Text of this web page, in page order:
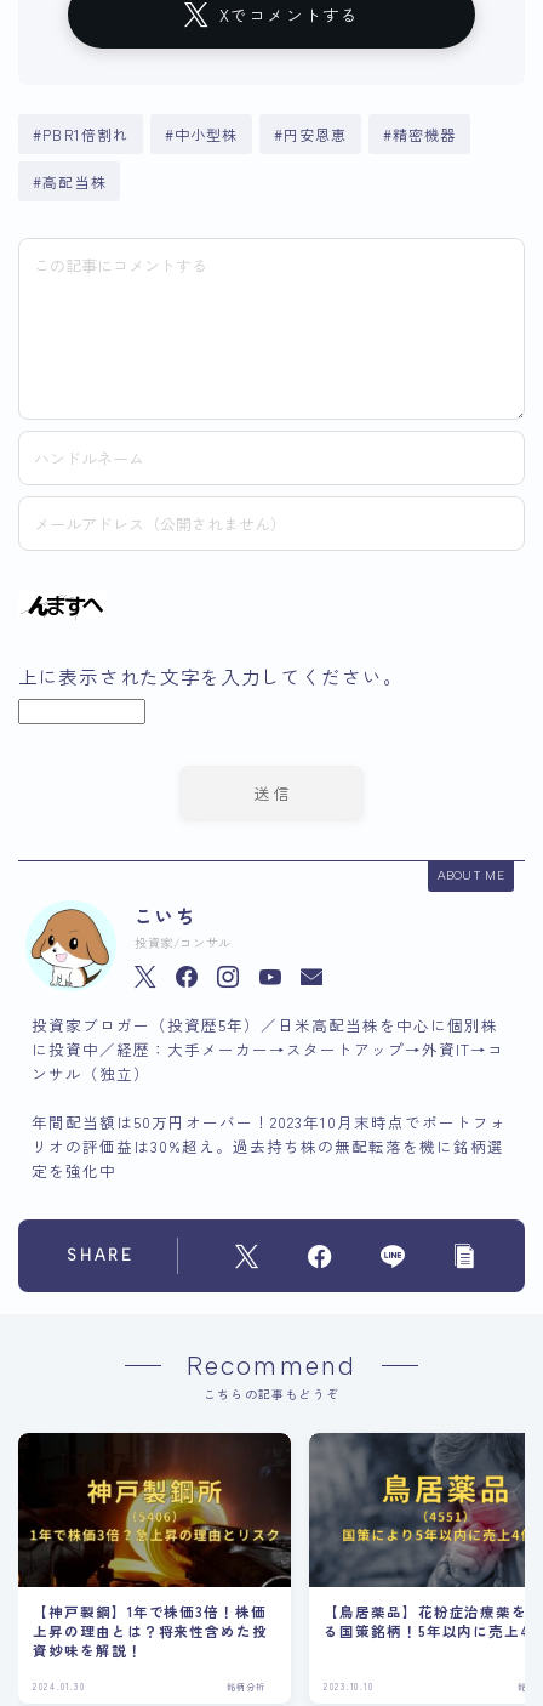
Xでコメントする
#PBR1倍割れ #中小型株 #円安恩恵 #精密機器
#高配当株
上に表示された文字を入力してください。
ABOUT ME
こいち
投資家/コンサル
投資家ブロガー（投資歴5年）／日米高配当株を中心に個別株
に投資中／経歴：大手メーカー→スタートアップ→外資IT→コ
ンサル（独立）
年間配当額は50万円オーバー！2023年10月末時点でポートフォ
リオの評価益は30%超え。過去持ち株の無配転落を機に銘柄選
定を強化中
SHARE
Recommend
こちらの記事もどうぞ
【神戸製鋼】1年で株価3倍！株価
上昇の理由とは？将来性含めた投
資妙味を解説！
2024.01.30 銘柄分析
【鳥居薬品】花粉症治療薬を
る国策銘柄！5年以内に売上4
2023.10.10 銘柄